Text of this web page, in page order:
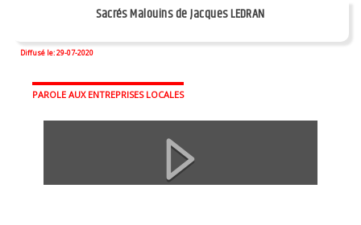
Sacrés Malouins de Jacques LEDRAN
Diffusé le: 29-07-2020
PAROLE AUX ENTREPRISES LOCALES